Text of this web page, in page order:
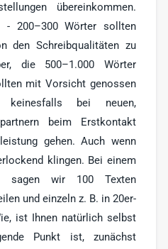
übereinkommen.
- 200–300 Wörter sollten
den Schreibqualitäten zu
die 500–1.000 Wörter
mit Vorsicht genossen
bei neuen,
beim Erstkontakt
gehen. Auch wenn
klingen. Bei einem
sagen wir 100 Texten
und einzeln z. B. in 20er-
ist Ihnen natürlich selbst
Punkt ist, zunächst